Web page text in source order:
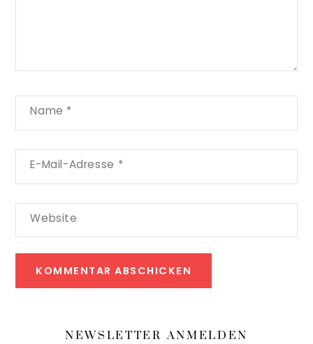
Name *
E-Mail-Adresse *
Website
NEWSLETTER ANMELDEN